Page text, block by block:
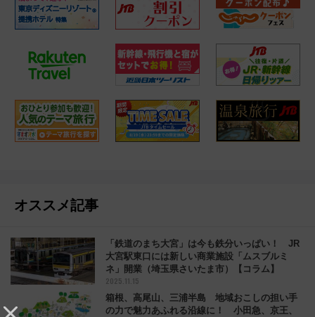
オススメ記事
「鉄道のまち大宮」は今も鉄分いっぱい！ JR
大宮駅東口には新しい商業施設「ムスブルミ
ネ」開業（埼玉県さいたま市）【コラム】
2025.11.15
箱根、高尾山、三浦半島 地域おこしの担い手
の力で魅力あふれる沿線に！ 小田急、京王、